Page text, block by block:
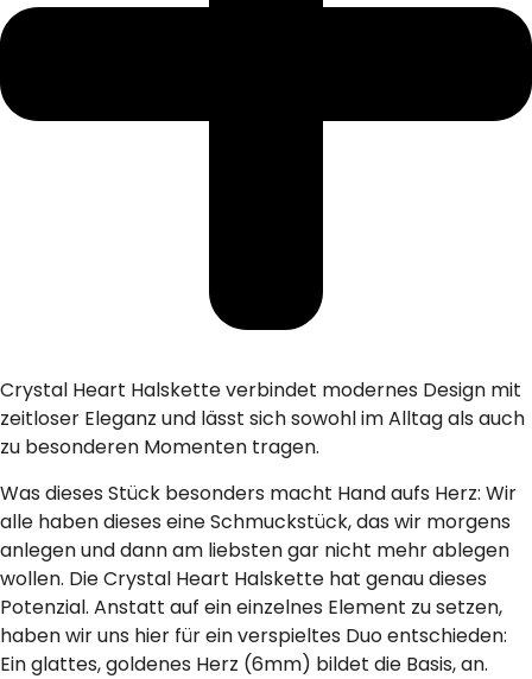
Crystal Heart Halskette verbindet modernes Design mit
zeitloser Eleganz und lässt sich sowohl im Alltag als auch
zu besonderen Momenten tragen.
Was dieses Stück besonders macht Hand aufs Herz: Wir
alle haben dieses eine Schmuckstück, das wir morgens
anlegen und dann am liebsten gar nicht mehr ablegen
wollen. Die Crystal Heart Halskette hat genau dieses
Potenzial. Anstatt auf ein einzelnes Element zu setzen,
haben wir uns hier für ein verspieltes Duo entschieden:
Ein glattes, goldenes Herz (6mm) bildet die Basis, an.